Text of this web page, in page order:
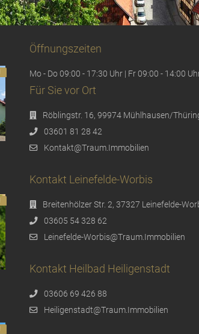
Öffnungszeiten
Mo - Do 09:00 - 17:30 Uhr | Fr 09:00 - 14:00
Für Sie vor Ort
Röblingstr. 16, 99974 Mühlhausen/
03601 81 28 42
Kontakt@Traum.Immobilien
Kontakt Leinefelde-Worbis
Breitenhölzer Str. 2, 37327 Leinefelde-
03605 54 328 62
Leinefelde-Worbis@Traum.Immobilien
Kontakt Heilbad Heiligenstadt
03606 69 426 88
Heiligenstadt@Traum.Immobilien